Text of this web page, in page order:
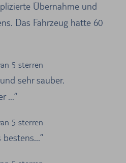
Übernahme und
Das Fahrzeug hatte 60
5 sterren
sehr sauber.
...
5 sterren
bestens...